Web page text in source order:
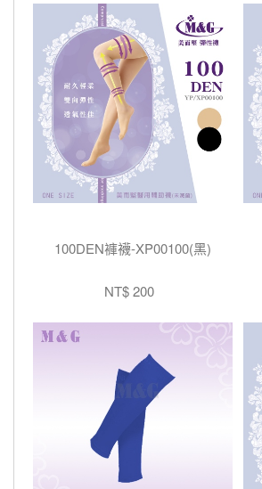
顯示篩選條件
100DEN褲襪-XP00100(黑)
NT$ 200